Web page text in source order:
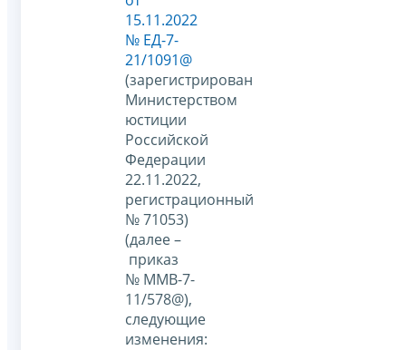
15.11.2022
№ ЕД-7-
21/1091@
(зарегистрирован
Министерством
юстиции
Российской
Федерации
22.11.2022,
регистрационный
№ 71053)
(далее –
приказ
№ ММВ-7-
11/578@),
следующие
изменения: